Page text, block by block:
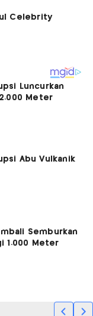
Luncurkan
Meter
Abu Vulkanik
Semburkan
1.000 Meter